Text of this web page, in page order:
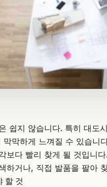
쉽지 않습니다. 특히 대도
막하게 느껴질 수 있습니
보다 빨리 찾게 될 것입니다.
하거나, 직접 발품을 팔아
할 것